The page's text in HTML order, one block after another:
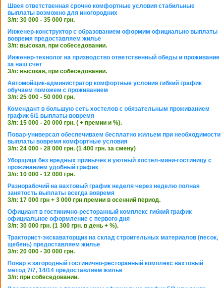
Швея ответственная срочно комфортные условия стабильные
выплаты возможно для иногородних
З/п: 30 000 - 35 000 грн.
Инженер-конструктор с образованием оформим официально выплаты
вовремя предоставляем жилье
З/п: высокая, при собеседовании.
Инженер-технолог на призводство ответственный обеды и проживание
за наш счет
З/п: высокая, при собеседовании.
Автомойщик-администратор комфортные условия гибкий график
обучаем поможем с проживанием
З/п: 25 000 - 50 000 грн.
Комендант в большую сеть хостелов с обязательным проживанием
график 6/1 выплаты вовремя
З/п: 15 000 - 20 000 грн. ( + премии и %).
Повар-универсал обеспечиваем бесплатно жильем при необходимости
выплаты вовремя комфортные условия
З/п: 24 000 - 28 000 грн. (1 400 грн. за смену)
Уборщица без вредных привычек в уютный хостел-мини-гостиницу с
проживанием удобный график
З/п: 10 000 - 12 000 грн.
Разнорабочий на вахтовый график неделя через неделю полная
занятость выплаты всегда вовремя
З/п: 17 000 грн + 3 000 грн премии в осенний период.
Официант в гостинично-ресторанный комплекс гибкий график
официальное оформление с первого дня
З/п: 30 000 грн. (1 300 грн. в день + %).
Тракторист-экскаваторщик на склад строительных материалов (песок,
щебень) предоставляем жилье
З/п: 20 000 - 30 000 грн.
Повар в загородный гостинично-ресторанный комплекс вахтовый
метод 7/7, 14/14 предоставляем жилье
З/п: при собеседовании.